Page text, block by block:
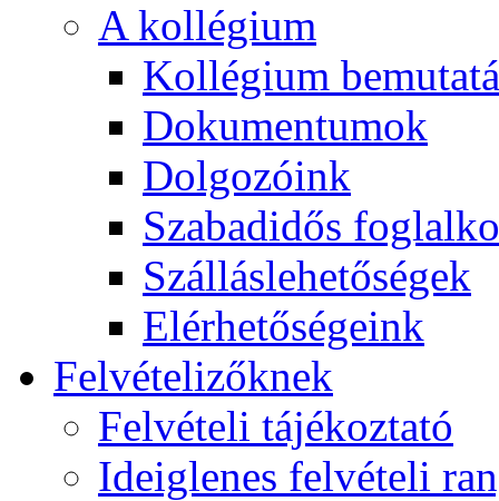
A kollégium
Kollégium
Dokumentumok
Dolgozóink
Szabadidős
Szálláslehetőségek
Elérhetőségeink
Felvételizőknek
Felvételi tájékoztató
Ideiglenes felvételi